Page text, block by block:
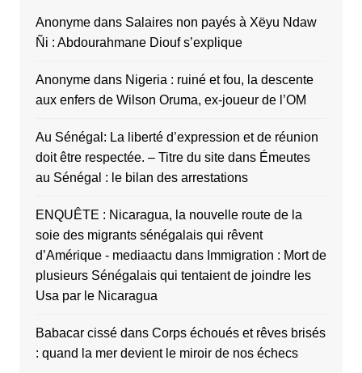
Anonymedans Salaires non payés à Xëyu Ndaw
Ñi : Abdourahmane Diouf s’explique
Anonymedans Nigeria : ruiné et fou, la descente
aux enfers de Wilson Oruma, ex-joueur de l’OM
Au Sénégal: La liberté d’expression et de réunion
doit être respectée. – Titre du sitedans Émeutes
au Sénégal : le bilan des arrestations
ENQUÊTE : Nicaragua, la nouvelle route de la
soie des migrants sénégalais qui rêvent
d’Amérique - mediaactu dans Immigration : Mort de
plusieurs Sénégalais qui tentaient de joindre les
Usa par le Nicaragua
Babacar cissédans Corps échoués et rêves brisés
: quand la mer devient le miroir de nos échecs